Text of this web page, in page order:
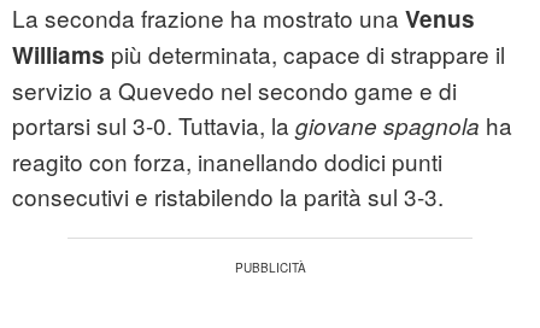
La seconda frazione ha mostrato una Venus
Williams più determinata, capace di strappare il
servizio a Quevedo nel secondo game e di
portarsi sul 3-0. Tuttavia, la giovane spagnola ha
reagito con forza, inanellando dodici punti
consecutivi e ristabilendo la parità sul 3-3.